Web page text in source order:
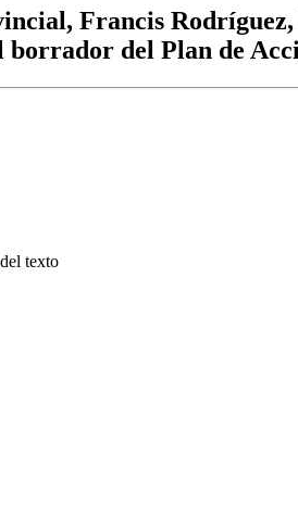
Francis
del Plan de